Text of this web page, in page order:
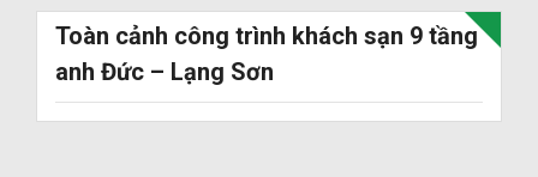
Toàn cảnh công trình khách sạn 9 tầng
anh Đức – Lạng Sơn